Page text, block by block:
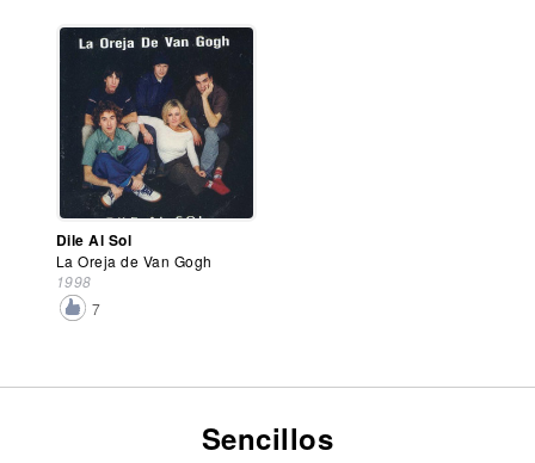
Dile Al Sol
La Oreja de Van Gogh
1998
7
Sencillos